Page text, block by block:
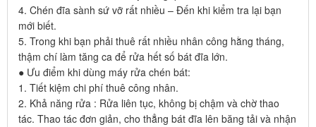
4. Chén đĩa sành sứ vỡ rất nhiều – Đến khi kiểm tra lại bạn
mới biết.
5. Trong khi bạn phải thuê rất nhiều nhân công hằng tháng,
thậm chí làm tăng ca để rửa hết số bát đĩa lớn.
● Ưu điểm khi dùng máy rửa chén bát:
1. Tiết kiệm chi phí thuê công nhân.
2. Khả năng rửa : Rửa liên tục, không bị chậm và chờ thao
tác. Thao tác đơn giản, cho thẳng bát đĩa lên băng tải và nhận